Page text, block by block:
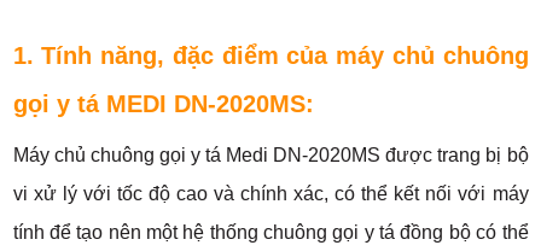
1. Tính năng, đặc điểm của máy chủ chuông
gọi y tá MEDI DN-2020MS:
Máy chủ chuông gọi y tá Medi DN-2020MS được trang bị bộ
vi xử lý với tốc độ cao và chính xác, có thể kết nối với máy
tính để tạo nên một hệ thống chuông gọi y tá đồng bộ có thể